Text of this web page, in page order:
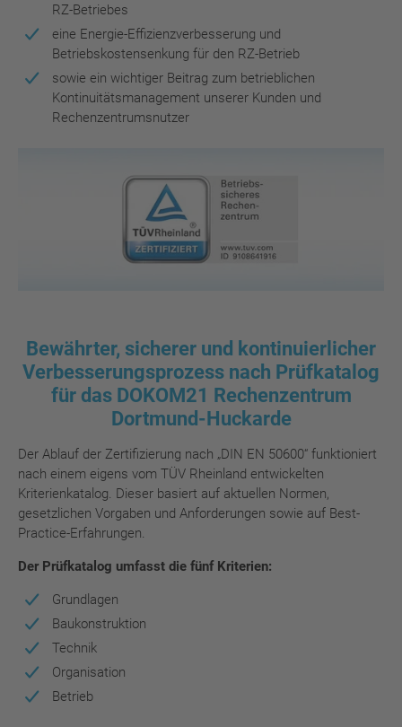
RZ-Betriebes
eine Energie-Effizienzverbesserung und
Betriebskostensenkung für den RZ-Betrieb
sowie ein wichtiger Beitrag zum betrieblichen
Kontinuitätsmanagement unserer Kunden und
Rechenzentrumsnutzer
Bewährter, sicherer und kontinuierlicher
Verbesserungsprozess nach Prüfkatalog
für das DOKOM21 Rechenzentrum
Dortmund-Huckarde
Der Ablauf der Zertifizierung nach „DIN EN 50600“ funktioniert
nach einem eigens vom TÜV Rheinland entwickelten
Kriterienkatalog. Dieser basiert auf aktuellen Normen,
gesetzlichen Vorgaben und Anforderungen sowie auf Best-
Practice-Erfahrungen.
Der Prüfkatalog umfasst die fünf Kriterien:
Grundlagen
Baukonstruktion
Technik
Organisation
Betrieb